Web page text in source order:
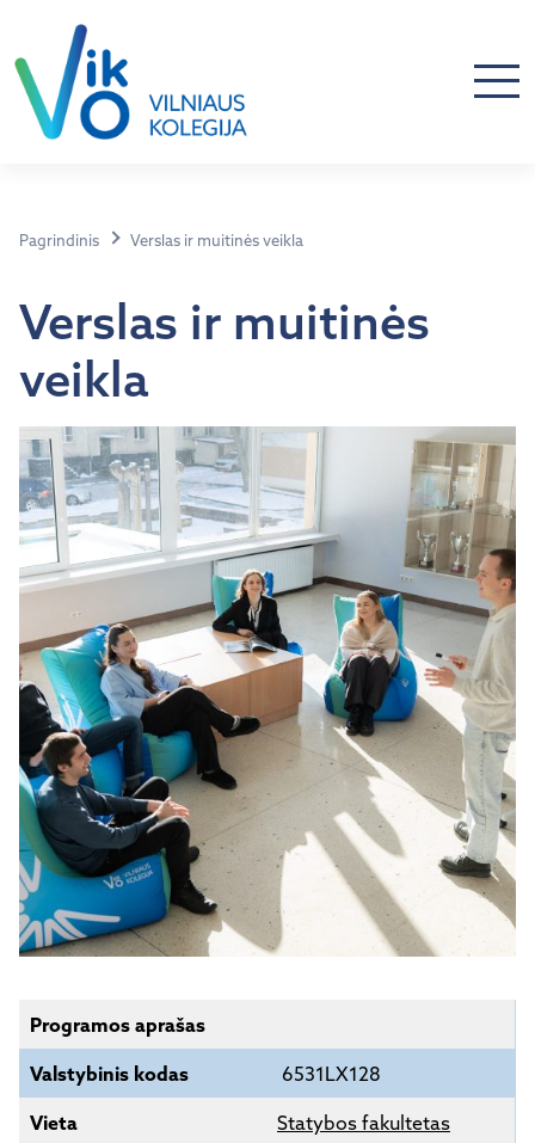
Pagrindinis Verslas ir muitinės veikla
Verslas ir muitinės
veikla
Programos aprašas
Valstybinis kodas 6531LX128
Vieta Statybos fakultetas